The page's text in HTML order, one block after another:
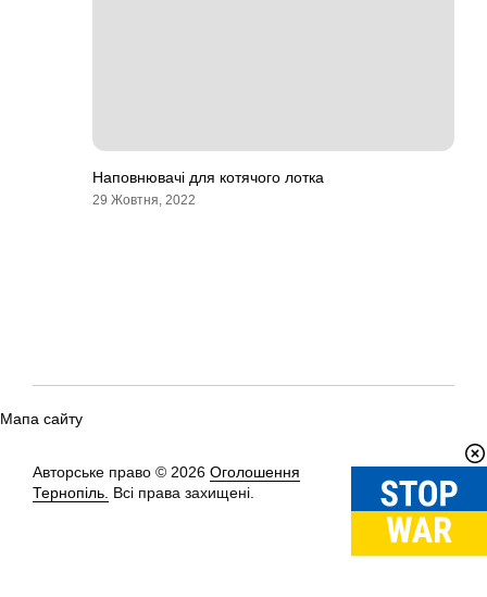
Наповнювачі для котячого лотка
29 Жовтня, 2022
Мапа сайту
Авторське право © 2026 Оголошення
Тернопіль. Всі права захищені.
Вгору↑